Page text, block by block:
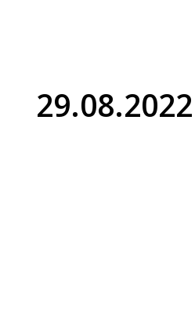
29.08.2022